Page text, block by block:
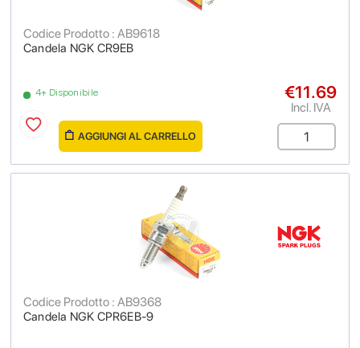
Candela NGK CR9EB
Codice Prodotto : AB9618
4+ Disponibile €11.69
Incl. IVA
AGGIUNGI AL CARRELLO
Candela NGK CPR6EB-9
Codice Prodotto : AB9368